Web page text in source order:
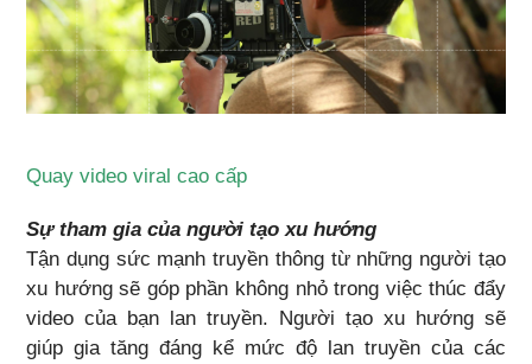
Quay video viral cao cấp
Sự tham gia của người tạo xu hướng
Tận dụng sức mạnh truyền thông từ những người tạo
xu hướng sẽ góp phần không nhỏ trong việc thúc đẩy
video của bạn lan truyền. Người tạo xu hướng sẽ
giúp gia tăng đáng kể mức độ lan truyền của các